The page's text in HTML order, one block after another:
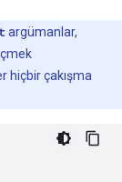
argümanlar,
hiçbir çakışma